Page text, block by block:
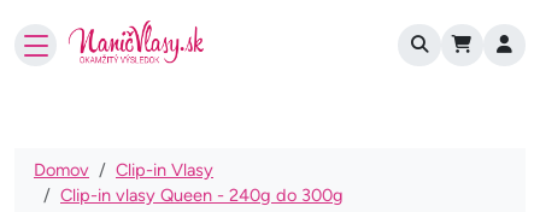
User account
Omrvinka
Domov
Clip-in Vlasy
Clip-in vlasy Queen - 240g do 300g